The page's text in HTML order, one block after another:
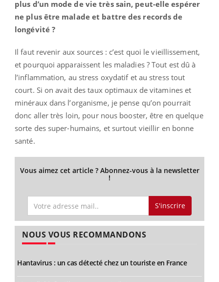
plus d’un mode de vie très sain, peut-elle espérer
ne plus être malade et battre des records de
longévité ?
Il faut revenir aux sources : c’est quoi le vieillissement,
et pourquoi apparaissent les maladies ? Tout est dû à
l’inflammation, au stress oxydatif et au stress tout
court. Si on avait des taux optimaux de vitamines et
minéraux dans l’organisme, je pense qu’on pourrait
donc aller très loin, pour nous booster, être en quelque
sorte des super-humains, et surtout vieillir en bonne
santé.
Vous aimez cet article ? Abonnez-vous à la newsletter
!
S'inscrire
NOUS VOUS RECOMMANDONS
Hantavirus : un cas détecté chez un touriste en France